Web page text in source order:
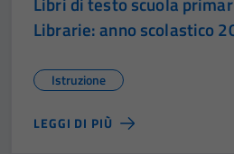
Librarie: anno scolastico
Istruzione
LEGGI DI PIÙ